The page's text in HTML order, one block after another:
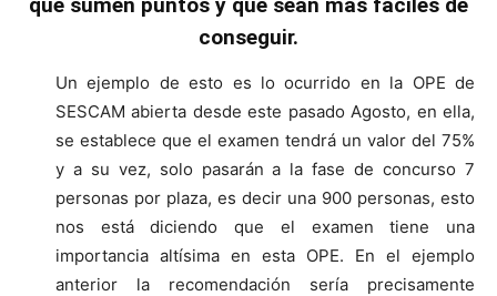
conseguir.
Un ejemplo de esto es lo ocurrido en la OPE de
SESCAM abierta desde este pasado Agosto, en ella,
se establece que el examen tendrá un valor del 75%
y a su vez, solo pasarán a la fase de concurso 7
personas por plaza, es decir una 900 personas, esto
nos está diciendo que el examen tiene una
importancia altísima en esta OPE. En el ejemplo
anterior la recomendación sería precisamente